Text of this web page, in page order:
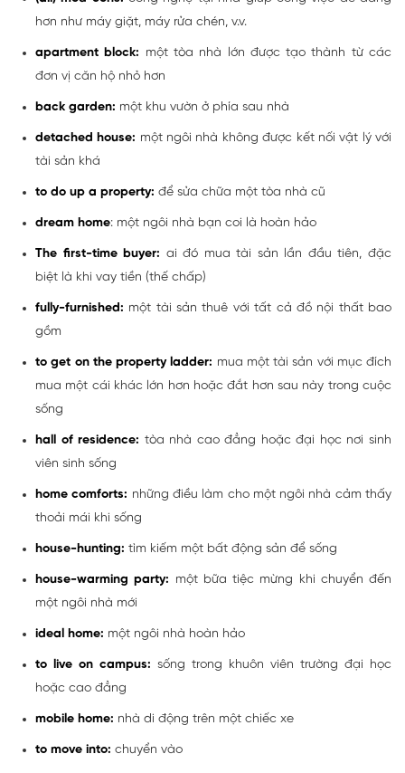
hơn như máy giặt, máy rửa chén, v.v.
apartment block: một tòa nhà lớn được tạo thành từ các
đơn vị căn hộ nhỏ hơn
back garden: một khu vườn ở phía sau nhà
detached house: một ngôi nhà không được kết nối vật lý với
tài sản khá
to do up a property: để sửa chữa một tòa nhà cũ
dream home: một ngôi nhà bạn coi là hoàn hảo
The first-time buyer: ai đó mua tài sản lần đầu tiên, đặc
biệt là khi vay tiền (thế chấp)
fully-furnished: một tài sản thuê với tất cả đồ nội thất bao
gồm
to get on the property ladder: mua một tài sản với mục đích
mua một cái khác lớn hơn hoặc đắt hơn sau này trong cuộc
sống
hall of residence: tòa nhà cao đẳng hoặc đại học nơi sinh
viên sinh sống
home comforts: những điều làm cho một ngôi nhà cảm thấy
thoải mái khi sống
house-hunting: tìm kiếm một bất động sản để sống
house-warming party: một bữa tiệc mừng khi chuyển đến
một ngôi nhà mới
ideal home: một ngôi nhà hoàn hảo
to live on campus: sống trong khuôn viên trường đại học
hoặc cao đẳng
mobile home: nhà di động trên một chiếc xe
to move into: chuyển vào